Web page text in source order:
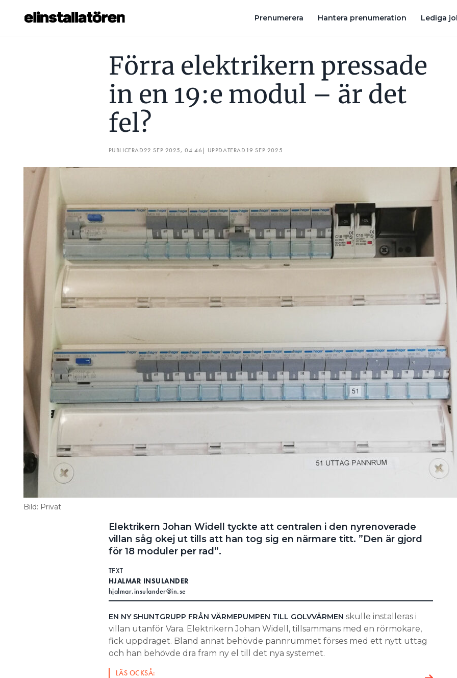
Prenumerera Hantera prenumeration Lediga
Hantera prenumeration
Läs E-tidningen
Om tidningen
Kontakt
Personuppgifter
Search for:
SEARCH
Förra elektrikern pressade
in en 19:e modul – är det
fel?
PUBLICERAD22 SEP 2025, 04:46| UPPDATERAD 19 SEP 2025
Bild: Privat
Elektrikern Johan Widell tyckte att centralen i den nyrenoverade
villan såg okej ut tills att han tog sig en närmare titt. ”Den är gjord
för 18 moduler per rad”.
TEXT
HJALMAR INSULANDER
hjalmar.insulander@in.se
EN NY SHUNTGRUPP FRÅN VÄRMEPUMPEN TILL GOLVVÄRMEN skulle installeras i
villan utanför Vara. Elektrikern Johan Widell, tillsammans med en rörmokare,
fick uppdraget. Bland annat behövde pannrummet förses med ett nytt uttag
och han behövde dra fram ny el till det nya systemet.
LÄS OCKSÅ:
FÖRRA ELEKTRIKERN PRESSADE IN EN 19:E MODUL – ÄR DET FEL? BILLIGT INSTALLERAD UTEBELYSNING: ”HUR VÅGAR